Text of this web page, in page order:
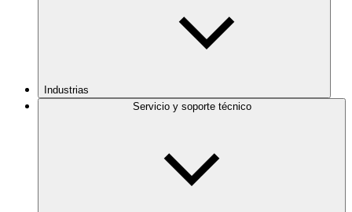
Industrias
Servicio y soporte técnico